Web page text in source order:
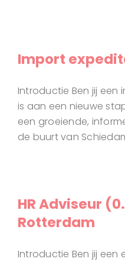
Import
Introductie Ben jij een
is aan een nieuwe
een groeiende,
de buurt van
HR Adviseur
Rotterdam
Introductie Ben jij een